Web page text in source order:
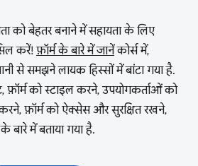
को बेहतर बनाने में सहायता के लिए
करें! फ़ॉर्म के बारे में जानेंकोर्स में,
से समझने लायक हिस्सों में बांटा गया है.
फ़ॉर्म को स्टाइल करने, उपयोगकर्ताओं को
फ़ॉर्म को ऐक्सेस और सुरक्षित रखने,
बारे में बताया गया है.